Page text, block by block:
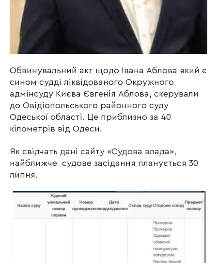
Обвинувальний акт щодо Івана Аблова який є
сином судді ліквідованого Окружного
адмінсуду Києва Євгенія Аблова, скерували
до Овідіопольського районного суду
Одеської області. Це приблизно за 40
кілометрів від Одеси.
Як свідчать дані сайту «Судова влада»,
найближче судове засідання планується 30
липня.